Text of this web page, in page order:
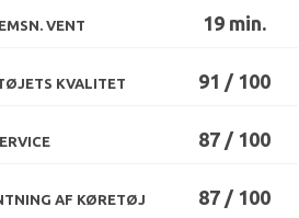
VENT 19 min.
KVALITET 91 / 100
87 / 100
AF KØRETØJ 87 / 100